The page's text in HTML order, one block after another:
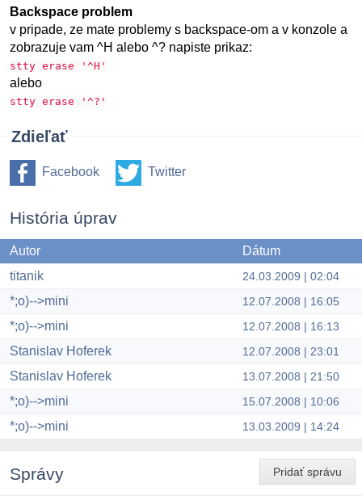
Backspace problem
v pripade, ze mate problemy s backspace-om a v konzole a
zobrazuje vam ^H alebo ^? napiste prikaz:
stty erase '^H'
alebo
stty erase '^?'
Zdieľať
Facebook Twitter
História úprav
Autor
Dátum
titanik
24.03.2009 | 02:04
*;o)-->mini 12.07.2008 | 16:05
*;o)-->mini 12.07.2008 | 16:13
Stanislav Hoferek 12.07.2008 | 23:01
Stanislav Hoferek 13.07.2008 | 21:50
*;o)-->mini 15.07.2008 | 10:06
*;o)-->mini 13.03.2009 | 14:24
Pridať správu
Správy